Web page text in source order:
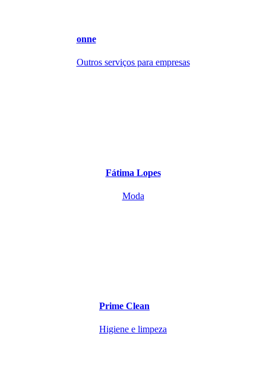
onne
Outros serviços para empresas
Fátima Lopes
Moda
Prime Clean
Higiene e limpeza